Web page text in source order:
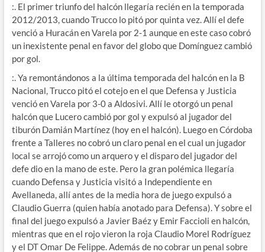
:. El primer triunfo del halcón llegaría recién en la temporada
2012/2013, cuando Trucco lo pitó por quinta vez. Allí el defe
venció a Huracán en Varela por 2-1 aunque en este caso cobró
un inexistente penal en favor del globo que Domínguez cambió
por gol.
:. Ya remontándonos a la última temporada del halcón en la B
Nacional, Trucco pitó el cotejo en el que Defensa y Justicia
venció en Varela por 3-0 a Aldosivi. Allí le otorgó un penal
halcón que Lucero cambió por gol y expulsó al jugador del
tiburón Damián Martínez (hoy en el halcón). Luego en Córdoba
frente a Talleres no cobró un claro penal en el cual un jugador
local se arrojó como un arquero y el disparo del jugador del
defe dio en la mano de este. Pero la gran polémica llegaría
cuando Defensa y Justicia visitó a Independiente en
Avellaneda, allí antes de la media hora de juego expulsó a
Claudio Guerra (quien había anotado para Defensa). Y sobre el
final del juego expulsó a Javier Baéz y Emir Faccioli en halcón,
mientras que en el rojo vieron la roja Claudio Morel Rodríguez
y el DT Omar De Felippe. Además de no cobrar un penal sobre